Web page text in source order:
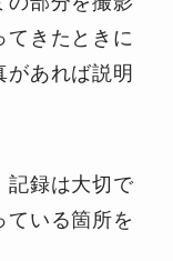
てきたときに
があれば説明
記録は大切で
ている箇所を